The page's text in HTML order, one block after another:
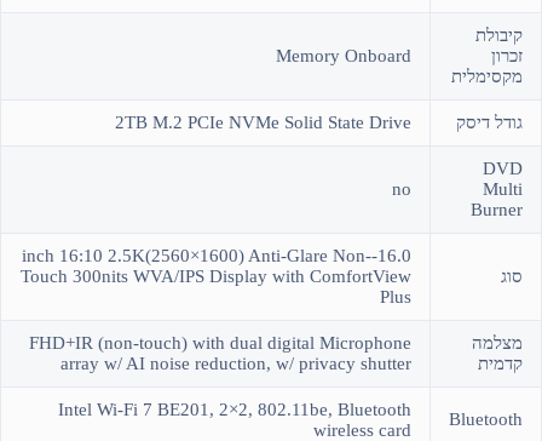
קיבולת
זכרון
מקסימלית
Memory Onboard
גודל דיסק 2TB M.2 PCIe NVMe Solid State Drive
DVD
Multi
Burner
no
סוג
16.0-inch 16:10 2.5K(2560×1600) Anti-Glare Non-
Touch 300nits WVA/IPS Display with ComfortView
Plus
מצלמה
קדמית
FHD+IR (non-touch) with dual digital Microphone
array w/ AI noise reduction, w/ privacy shutter
Bluetooth
Intel Wi-Fi 7 BE201, 2×2, 802.11be, Bluetooth
wireless card